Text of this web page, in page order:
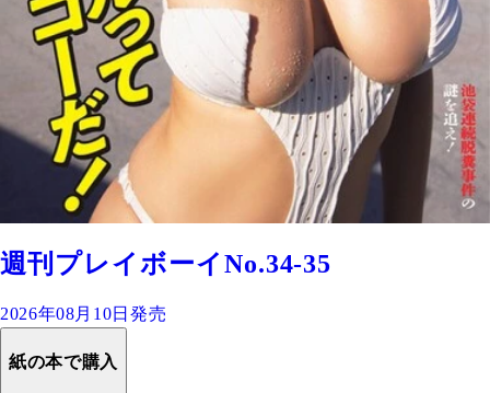
週刊プレイボーイNo.34-35
2026年08月10日発売
紙の本で購入